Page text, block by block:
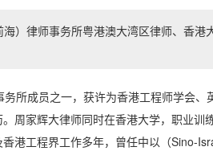
）律师事务所粤港澳大湾区律师、香港
所成员之一，获许为香港工程师学会、
周家辉大律师同时在香港大学，职业训
港工程界工作多年，曾任中以（Sino-